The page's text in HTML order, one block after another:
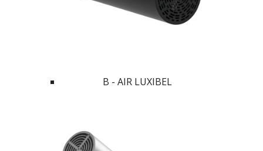
B - AIR LUXIBEL